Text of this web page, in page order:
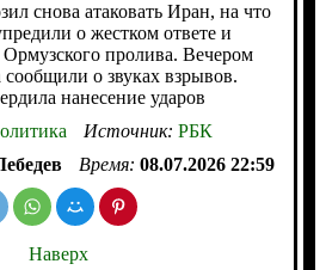
снова атаковать Иран, на что
о жестком ответе и
пролива. Вечером
сообщили о звуках взрывов.
нанесение ударов
Источник: РБК
Время: 08.07.2026 22:59
Наверх